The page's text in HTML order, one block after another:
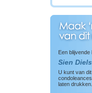
Een blijvende
Sien Diels
U kunt van
laten drukken.